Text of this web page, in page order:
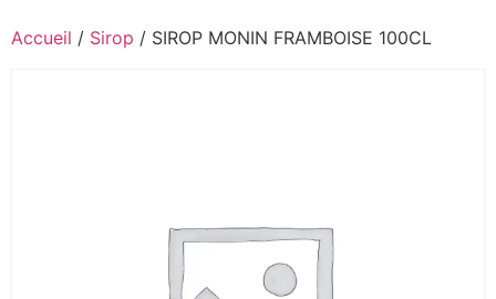
Accueil / Sirop / SIROP MONIN FRAMBOISE 100CL